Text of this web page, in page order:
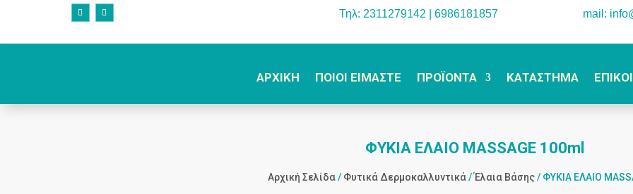
Τηλ: 2311279142 | 6986181857 mail:
ΑΡΧΙΚΗ ΠΟΙΟΙ ΕΙΜΑΣΤΕ ΠΡΟΪΟΝΤΑ ΚΑΤΑΣΤΗΜΑ
ΦΥΚΙΑ ΕΛΑΙO MASSAGE 100ml
Αρχική Σελίδα/ Φυτικά Δερμοκαλλυντικά/Έλαια Βάσης/ ΦΥΚΙΑ ΕΛΑΙO